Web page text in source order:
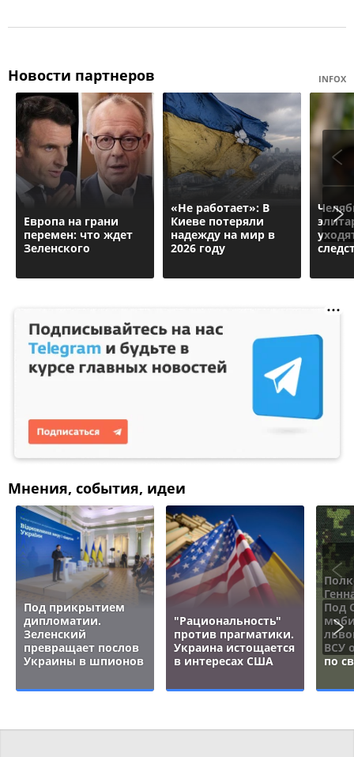
Новости партнеров INFOX
Европа на грани
перемен: что ждет
Зеленского
«Не работает»: В
Киеве потеряли
надежду на мир в
2026 году
Мнения, события, идеи
Под прикрытием
дипломатии.
Зеленский
превращает послов
Украины в шпионов
"Рациональность"
против прагматики.
Украина истощается
в интересах США
Под
ВСУ
по